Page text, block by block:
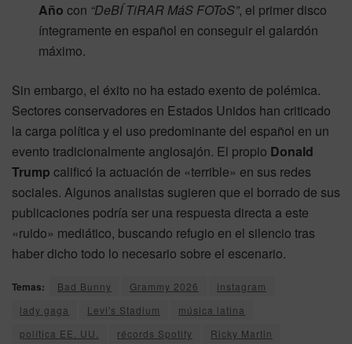
Año con “DeBÍ TiRAR MáS FOToS”, el primer disco
íntegramente en español en conseguir el galardón
máximo.
Sin embargo, el éxito no ha estado exento de polémica.
Sectores conservadores en Estados Unidos han criticado
la carga política y el uso predominante del español en un
evento tradicionalmente anglosajón. El propio Donald
Trump calificó la actuación de «terrible» en sus redes
sociales. Algunos analistas sugieren que el borrado de sus
publicaciones podría ser una respuesta directa a este
«ruido» mediático, buscando refugio en el silencio tras
haber dicho todo lo necesario sobre el escenario.
Temas: Bad Bunny Grammy 2026
instagram
lady gaga
Levi's Stadium
música latina
política EE. UU.
récords Spotify Ricky Martin